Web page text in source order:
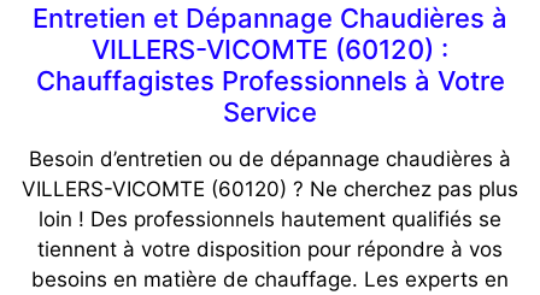
Entretien et Dépannage Chaudières à
VILLERS-VICOMTE (60120) :
Chauffagistes Professionnels à Votre
Service
Besoin d’entretien ou de dépannage chaudières à
VILLERS-VICOMTE (60120) ? Ne cherchez pas plus
loin ! Des professionnels hautement qualifiés se
tiennent à votre disposition pour répondre à vos
besoins en matière de chauffage. Les experts en